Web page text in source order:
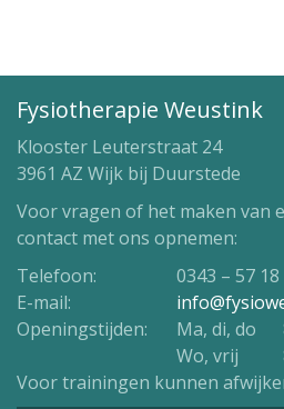
Fysiotherapie Weustink
Klooster Leuterstraat 24
3961 AZ Wijk bij Duurstede
Voor vragen of het maken van
contact met ons opnemen:
Telefoon:
0343 – 57 18
E-mail:
Openingstijden:
Ma, di, do
Wo, vrij
Voor trainingen kunnen